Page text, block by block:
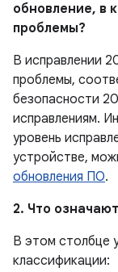
обновление, в
проблемы?
В исправлении
проблемы,
безопасности
исправлениям.
уровень
устройстве,
обновления ПО.
2. Что
В этом столбце
классификации: